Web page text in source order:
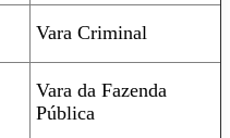
Vara Criminal
Vara da Fazenda
Pública